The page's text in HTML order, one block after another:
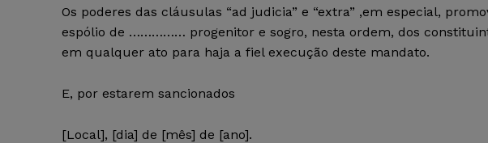
Os poderes das cláusulas “ad judicia” e “extra” ,em especial,
espólio de …………… progenitor e sogro, nesta ordem, dos
em qualquer ato para haja a fiel execução deste mandato.
E, por estarem sancionados
[Local], [dia] de [mês] de [ano].